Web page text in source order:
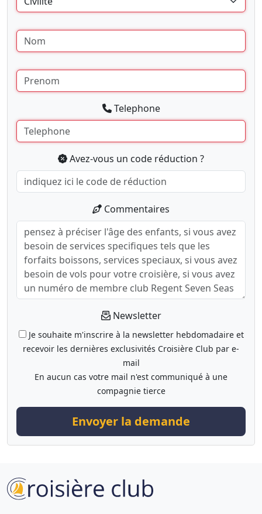
Telephone
Avez-vous un code réduction ?
Commentaires
Newsletter
Je souhaite m'inscrire à la newsletter hebdomadaire et
recevoir les dernières exclusivités Croisière Club par e-
mail
En aucun cas votre mail n'est communiqué à une
compagnie tierce
Envoyer la demande